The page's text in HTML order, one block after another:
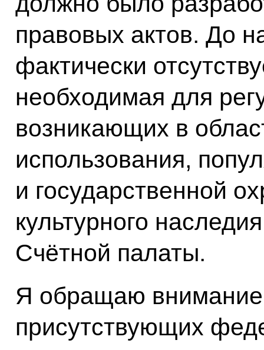
правовых актов. До
фактически
необходимая для
возникающих в
использования,
и государственной
культурного
Счётной палаты.
Я обращаю внимание
присутствующих